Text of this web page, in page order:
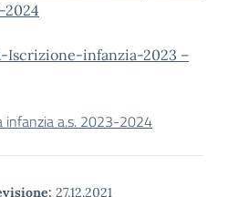
2024
Iscrizione-infanzia-2023 –
infanzia a.s. 2023-2024
27.12.2021